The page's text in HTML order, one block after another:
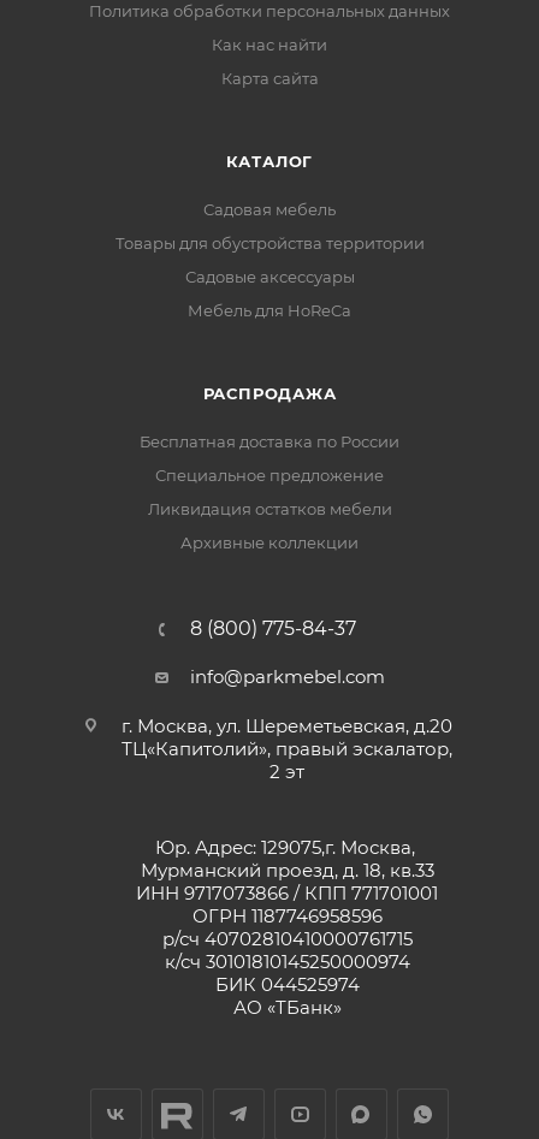
Политика обработки персональных данных
Как нас найти
Карта сайта
КАТАЛОГ
Садовая мебель
Товары для обустройства территории
Садовые аксессуары
Мебель для HoReCa
РАСПРОДАЖА
Бесплатная доставка по России
Специальное предложение
Ликвидация остатков мебели
Архивные коллекции
8 (800) 775-84-37
info@parkmebel.com
г. Москва, ул. Шереметьевская, д.20
ТЦ«Капитолий», правый эскалатор,
2 эт
Юр. Адрес: 129075,г. Москва,
Мурманский проезд, д. 18, кв.33
ИНН 9717073866 / КПП 771701001
ОГРН 1187746958596
р/сч 40702810410000761715
к/сч 30101810145250000974
БИК 044525974
АО «ТБанк»